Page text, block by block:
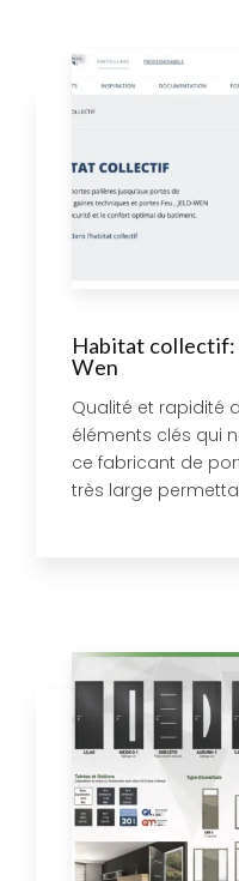
Habitat collectif:
Wen
Qualité et rapidité
éléments clés qui
ce fabricant de
très large